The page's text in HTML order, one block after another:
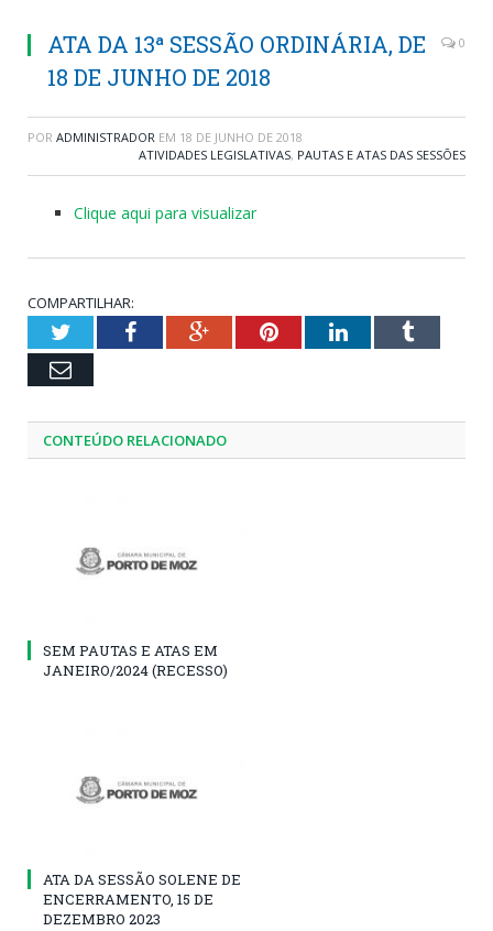
ATA DA 13ª SESSÃO ORDINÁRIA, DE
18 DE JUNHO DE 2018
0
POR ADMINISTRADOR EM 18 DE JUNHO DE 2018
ATIVIDADES LEGISLATIVAS, PAUTAS E ATAS DAS SESSÕES
Clique aqui para visualizar
COMPARTILHAR:
TwitterFacebookGoogle+PinterestLinkedInTumblr
Email
CONTEÚDO RELACIONADO
SEM PAUTAS E ATAS EM
JANEIRO/2024 (RECESSO)
ATA DA SESSÃO SOLENE DE
ENCERRAMENTO, 15 DE
DEZEMBRO 2023